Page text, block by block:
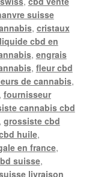
suisse
, cristaux
cbd en
, engrais
, fleur cbd
de cannabis,
fournisseur
cannabis cbd
, grossiste cbd
huile,
en france,
suisse,
livraison